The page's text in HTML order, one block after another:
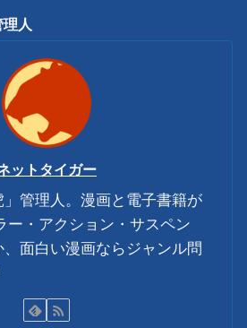
人
ットタイガー
管理人。漫画と電子書籍が
ー・アクション・サスペン
面白い漫画ならジャンル問